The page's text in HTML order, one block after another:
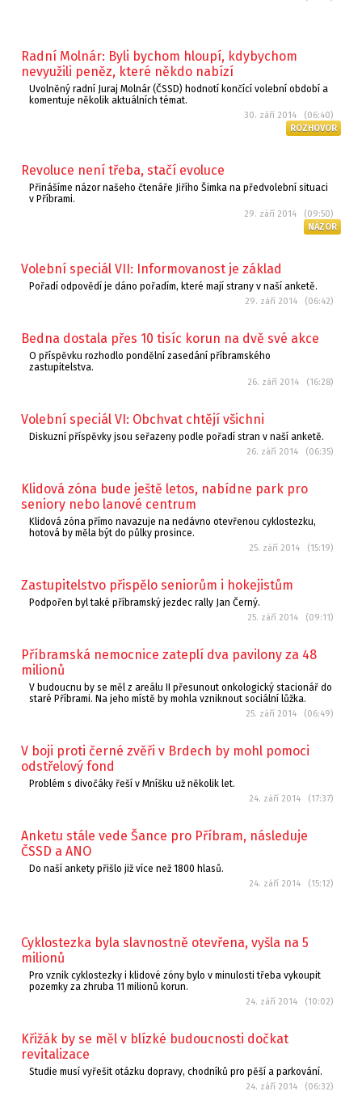
Radní Molnár: Byli bychom hloupí, kdybychom
nevyužili peněz, které někdo nabízí
Uvolněný radní Juraj Molnár (ČSSD) hodnotí končící volební období a
komentuje několik aktuálních témat.
30. září 2014 (06:40)
ROZHOVOR
Revoluce není třeba, stačí evoluce
Přinášíme názor našeho čtenáře Jiřího Šimka na předvolební situaci
v Příbrami.
29. září 2014 (09:50)
NÁZOR
Volební speciál VII: Informovanost je základ
Pořadí odpovědí je dáno pořadím, které mají strany v naší anketě.
29. září 2014 (06:42)
Bedna dostala přes 10 tisíc korun na dvě své akce
O příspěvku rozhodlo pondělní zasedání příbramského
zastupitelstva.
26. září 2014 (16:28)
Volební speciál VI: Obchvat chtějí všichni
Diskuzní příspěvky jsou seřazeny podle pořadí stran v naší anketě.
26. září 2014 (06:35)
Klidová zóna bude ještě letos, nabídne park pro
seniory nebo lanové centrum
Klidová zóna přímo navazuje na nedávno otevřenou cyklostezku,
hotová by měla být do půlky prosince.
25. září 2014 (15:19)
Zastupitelstvo přispělo seniorům i hokejistům
Podpořen byl také příbramský jezdec rally Jan Černý.
25. září 2014 (09:11)
Příbramská nemocnice zateplí dva pavilony za 48
milionů
V budoucnu by se měl z areálu II přesunout onkologický stacionář do
staré Příbrami. Na jeho místě by mohla vzniknout sociální lůžka.
25. září 2014 (06:49)
V boji proti černé zvěři v Brdech by mohl pomoci
odstřelový fond
Problém s divočáky řeší v Mníšku už několik let.
24. září 2014 (17:37)
Anketu stále vede Šance pro Příbram, následuje
ČSSD a ANO
Do naší ankety přišlo již více než 1800 hlasů.
24. září 2014 (15:12)
Cyklostezka byla slavnostně otevřena, vyšla na 5
milionů
Pro vznik cyklostezky i klidové zóny bylo v minulosti třeba vykoupit
pozemky za zhruba 11 milionů korun.
24. září 2014 (10:02)
Křižák by se měl v blízké budoucnosti dočkat
revitalizace
Studie musí vyřešit otázku dopravy, chodníků pro pěší a parkování.
24. září 2014 (06:32)